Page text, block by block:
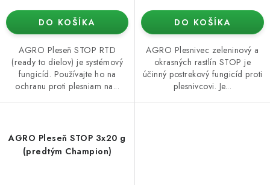
DO KOŠÍKA
AGRO Pleseň STOP RTD
(ready to dielov) je systémový
fungicíd. Používajte ho na
ochranu proti plesniam na...
DO KOŠÍKA
AGRO Plesnivec zeleninový a
okrasných rastlín STOP je
účinný postrekový fungicíd proti
plesnivcovi. Je...
AGRO Pleseň STOP 3x20 g
(predtým Champion)